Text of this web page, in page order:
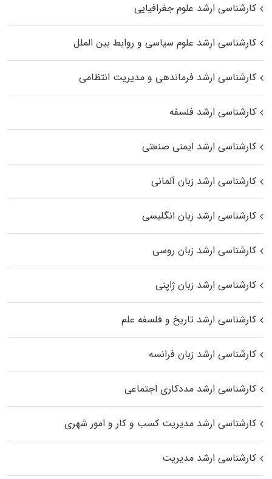
کارشناسی ارشد علوم جغرافیایی
کارشناسی ارشد علوم سیاسی و روابط بین الملل
کارشناسی ارشد فرماندهی و مدیریت انتظامی
کارشناسی ارشد فلسفه
کارشناسی ارشد ایمنی صنعتی
کارشناسی ارشد زبان آلمانی
کارشناسی ارشد زبان انگلیسی
کارشناسی ارشد زبان روسی
کارشناسی ارشد زبان ژاپنی
کارشناسی ارشد تاریخ و فلسفه علم
کارشناسی ارشد زبان فرانسه
کارشناسی ارشد مددکاری اجتماعی
کارشناسی ارشد مدیریت کسب و کار و امور شهری
کارشناسی ارشد مدیریت